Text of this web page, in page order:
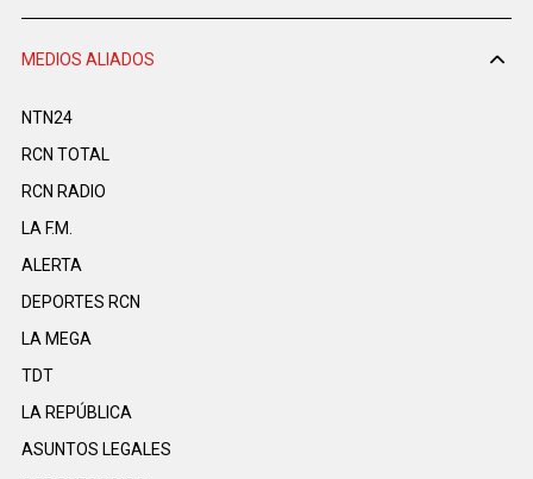
MEDIOS ALIADOS
NTN24
RCN TOTAL
RCN RADIO
LA F.M.
ALERTA
DEPORTES RCN
LA MEGA
TDT
LA REPÚBLICA
ASUNTOS LEGALES